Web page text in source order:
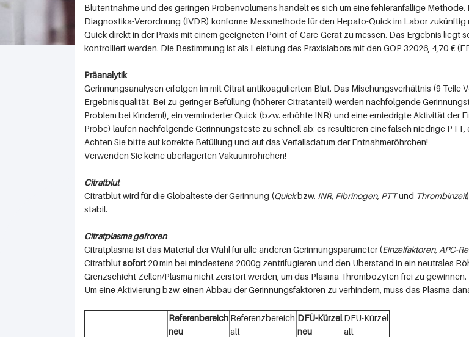
Blutentnahme und des geringen Probenvolumens handelt es sich um eine fehleranfällige
Diagnostika-Verordnung (IVDR) konforme Messmethode für den Hepato-Quick im Labor
Quick direkt in der Praxis mit einem geeigneten Point-of-Care-Gerät zu messen. Das Ergebnis
kontrolliert werden. Die Bestimmung ist als Leistung des Praxislabors mit den GOP 32026, 4,70 €
Präanalytik
Gerinnungsanalysen erfolgen im mit Citrat antikoaguliertem Blut. Das Mischungsverhältnis (9
Ergebnisqualität. Bei zu geringer Befüllung (höherer Citratanteil) werden nachfolgende
Problem bei Kindern!), ein verminderter Quick (bzw. erhöhte INR) und eine erniedrigte Aktivität
Probe) laufen nachfolgende Gerinnungsteste zu schnell ab: es resultieren eine falsch niedrige
Achten Sie bitte auf korrekte Befüllung und auf das Verfallsdatum der Entnahmeröhrchen!
Verwenden Sie keine überlagerten Vakuumröhrchen!
Citratblut
Citratblut wird für die Globalteste der Gerinnung (Quickbzw. INR, Fibrinogen, PTTund Thrombinzeit
stabil.
Citratplasma gefroren
Citratplasma ist das Material der Wahl für alle anderen Gerinnungsparameter (Einzelfaktoren, APC-
Citratblutsofort 20 min bei mindestens 2000g zentrifugieren und den Überstand in ein neutrales
Grenzschicht Zellen/Plasma nicht zerstört werden, um das Plasma Thrombozyten-frei zu gewinnen.
Um eine Aktivierung bzw. einen Abbau der Gerinnungsfaktoren zu verhindern, muss das Plasma
Referenbereich
neu
Referenzbereich
alt
DFÜ-Kürzel
neu
DFÜ-Kürzel
alt